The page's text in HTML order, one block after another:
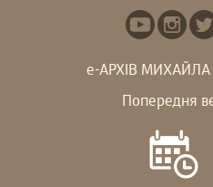
е-АРХІВ
Попередня